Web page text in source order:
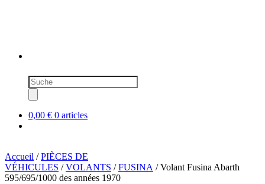
Recherche
de
produits
0,00 € 0 articles
Accueil /PIÈCES DE
VÉHICULES /VOLANTS /FUSINA / Volant Fusina Abarth
595/695/1000 des années 1970